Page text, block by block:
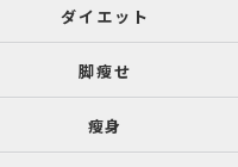
ダイエット
脚瘦せ
瘦身